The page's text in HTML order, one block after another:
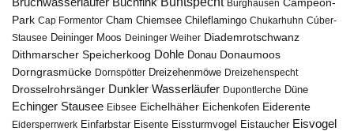
Burghausen Campeon-
Park Cap Formentor Cham Chiemsee Chileflamingo Chukarhuhn Cúber-
Stausee Deininger Moos Deininger Weiher Diademrotschwanz
Dithmarscher Speicherkoog Dohle Donau Donaumoos
Dorngrasmücke Dornspötter Dreizehenmöwe Dreizehenspecht
Drosselrohrsänger Dunkler Wasserläufer Dupontlerche Düne
Echinger Stausee Eibsee Eichelhäher Eichenkofen Eiderente
Eidersperrwerk Einfarbstar Eisente Eissturmvogel Eistaucher Eisvogel